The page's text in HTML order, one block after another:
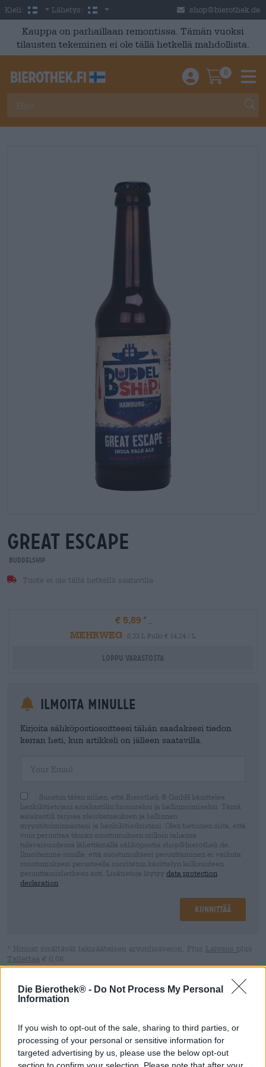
Die Bierothek® - Do Not Process My Personal
Information
If you wish to opt-out of the sale, sharing to third parties, or
processing of your personal or sensitive information for
targeted advertising by us, please use the below opt-out
section to confirm your selection. Please note that after your
Skip to main content
Kieli: Finnish
Lähetys: Suomi shop@bierothek.de
Kauppa on parhaillaan remontissa. Tämän vuoksi
tilausten tekeminen ei ole tällä hetkellä mahdollista.
Einloggen /
0
great escape
Buddelship
Tuote ei ole tällä hetkellä saatavilla
€ 5,89
MEHRWEG
0,33 L Pullo € 14,24 / L
Loppu varastosta
Ilmoita minulle
Kirjoita sähköpostiosoitteesi tähän saadaksesi tiedon
kerran heti, kun artikkeli on jälleen saatavilla.
Suostun täten siihen, että Bierothek ® GmbH käsittelee
henkilötietojani asiakastilin luomiseksi ja hallinnoimiseksi. Tämä
asiakastili tarjoaa yleiskatsauksen ja hallinnan
myyntitoiminnastani ja henkilötiedoistani. Olen tietoinen siitä, että
voin peruuttaa tämän suostumuksen milloin tahansa
tulevaisuudessa lähettämällä sähköpostia shop@bierothek.de.
Ilmoitamme sinulle, että suostumuksesi peruuttaminen ei vaikuta
suostumuksesi perusteella suoritetun käsittelyn laillisuuteen
peruuttamishetkeen asti. Lisätietoja löytyy data protection
declaration
Kiinnittää
* Hinnat sisältävät lakisääteisen arvonlisäveron. Plus Laivaus plus
Tallettaa € 0,08
* Hinnat sisältävät valmisteveron
Haluaisin sanoa luonteeltaan pohjoismaista. Kuten
nimestä voi päätellä, tämä IPA tulee suoraan Pohjois-